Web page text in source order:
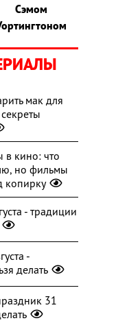
Сэмом
мак для
в кино: что
но фильмы
копирку
- традиции
-
делать
31